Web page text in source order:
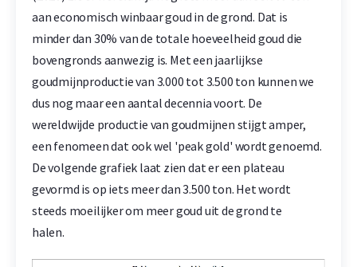
aan economisch winbaar goud in de grond. Dat is
minder dan 30% van de totale hoeveelheid goud die
bovengronds aanwezig is. Met een jaarlijkse
goudmijnproductie van 3.000 tot 3.500 ton kunnen we
dus nog maar een aantal decennia voort. De
wereldwijde productie van goudmijnen stijgt amper,
een fenomeen dat ook wel 'peak gold' wordt genoemd.
De volgende grafiek laat zien dat er een plateau
gevormd is op iets meer dan 3.500 ton. Het wordt
steeds moeilijker om meer goud uit de grond te
halen.